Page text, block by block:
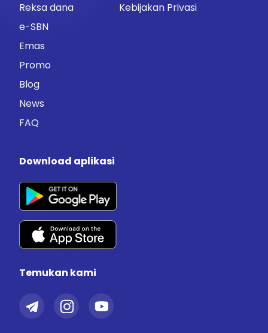
Reksa dana
e-SBN
Emas
Promo
Blog
News
FAQ
Kebijakan Privasi
Download aplikasi
Temukan kami